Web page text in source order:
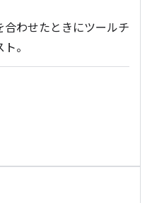
わせたときにツールチ
。